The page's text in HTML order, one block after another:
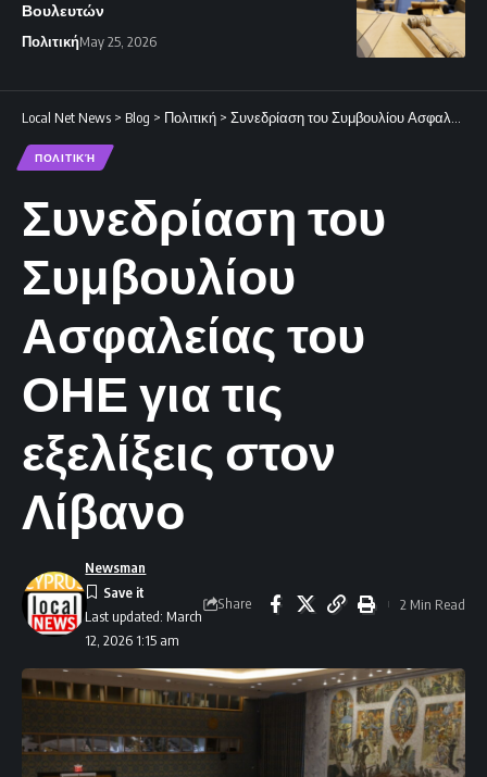
Βουλευτών
ΠολιτικήMay 25, 2026
Local Net News > Blog > Πολιτική > Συνεδρίαση του Συμβουλίου Ασφαλείας του ΟΗΕ για τις εξελίξεις στον Λίβανο
ΠΟΛΙΤΙΚΉ
Συνεδρίαση του
Συμβουλίου
Ασφαλείας του
ΟΗΕ για τις
εξελίξεις στον
Λίβανο
Last updated: March
12, 2026 1:15 am
Newsman
Share 2 Min Read